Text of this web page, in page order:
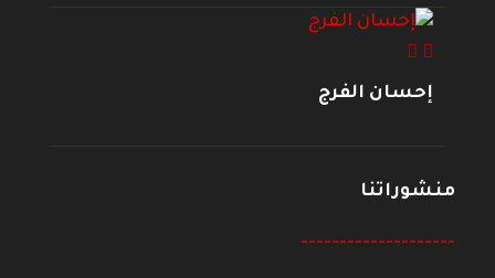
إحسان الفرج
منشوراتنا
--------------------